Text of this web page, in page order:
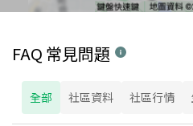
FAQ 常見問題
全部 社區資料 社區行情